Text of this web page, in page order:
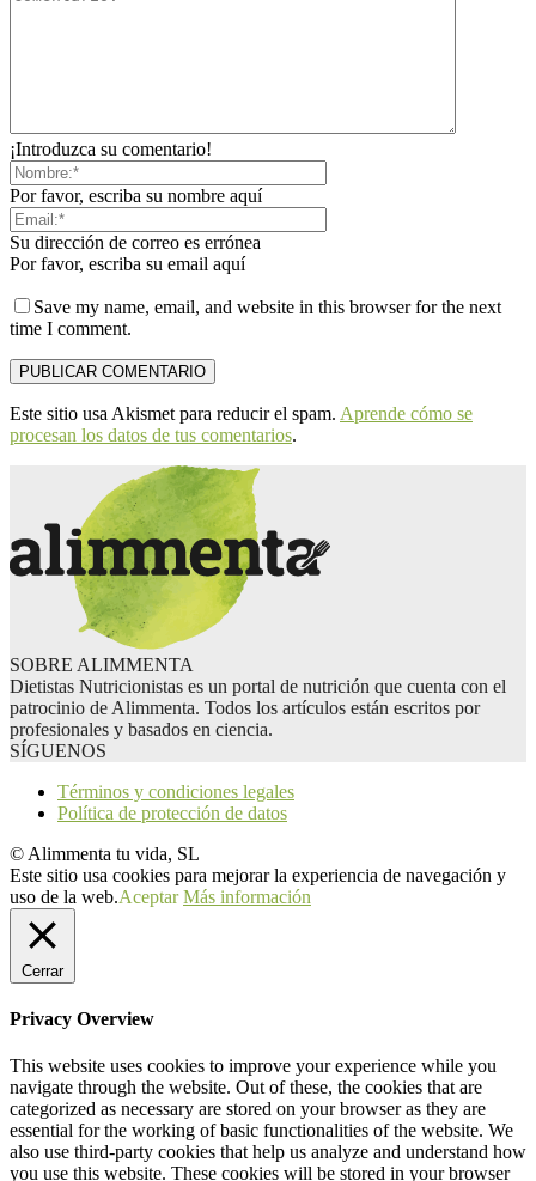
¡Introduzca su comentario!
Por favor, escriba su nombre aquí
Su dirección de correo es errónea
Por favor, escriba su email aquí
Save my name, email, and website in this browser for the next
time I comment.
Este sitio usa Akismet para reducir el spam. Aprende cómo se
procesan los datos de tus comentarios.
SOBRE ALIMMENTA
Dietistas Nutricionistas es un portal de nutrición que cuenta con el
patrocinio de Alimmenta. Todos los artículos están escritos por
profesionales y basados en ciencia.
SÍGUENOS
Términos y condiciones legales
Política de protección de datos
© Alimmenta tu vida, SL
Este sitio usa cookies para mejorar la experiencia de navegación y
uso de la web.Aceptar Más información
Cerrar
Privacy Overview
This website uses cookies to improve your experience while you
navigate through the website. Out of these, the cookies that are
categorized as necessary are stored on your browser as they are
essential for the working of basic functionalities of the website. We
also use third-party cookies that help us analyze and understand how
you use this website. These cookies will be stored in your browser